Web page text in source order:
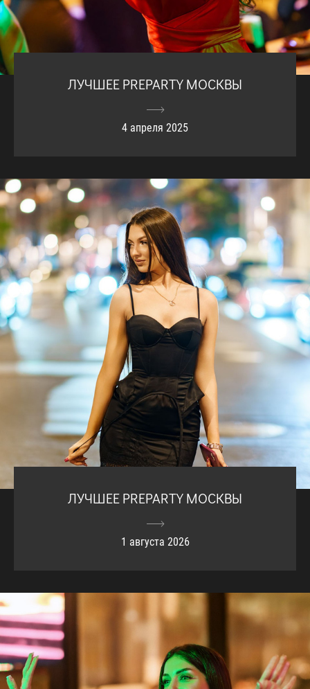
ЛУЧШЕЕ PREPARTY МОСКВЫ
4 апреля 2025
ЛУЧШЕЕ PREPARTY МОСКВЫ
1 августа 2026